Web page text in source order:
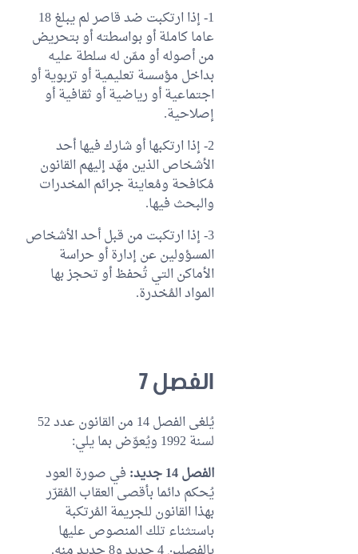
1- إذا ارتكبت ضد قاصر لم يبلغ 18
عاما كاملة أو بواسطته أو بتحريض
من أصوله أو ممّن له سلطة عليه
بداخل مؤسسة تعليمية أو تربوية أو
اجتماعية أو رياضية أو ثقافية أو
إصلاحية.
2- إذا ارتكبها أو شارك فيها أحد
الأشخاص الذين مهّد إليهم القانون
مُكافحة ومُعاينة جرائم المخدرات
والبحث فيها.
3- إذا ارتكبت من قبل أحد الأشخاص
المسؤولين عن إدارة أو حراسة
الأماكن التي تُحفظ أو تحجز بها
المواد المُخدرة.
الفصل 7
يُلغى الفصل 14 من القانون عدد 52
لسنة 1992 ويُعوّض بما يلي:
الفصل 14 جديد:
في صورة العود
يُحكم دائما بأقصى العقاب المُقرّر
بهذا القانون للجريمة المُرتكبة
باستثناء تلك المنصوص عليها